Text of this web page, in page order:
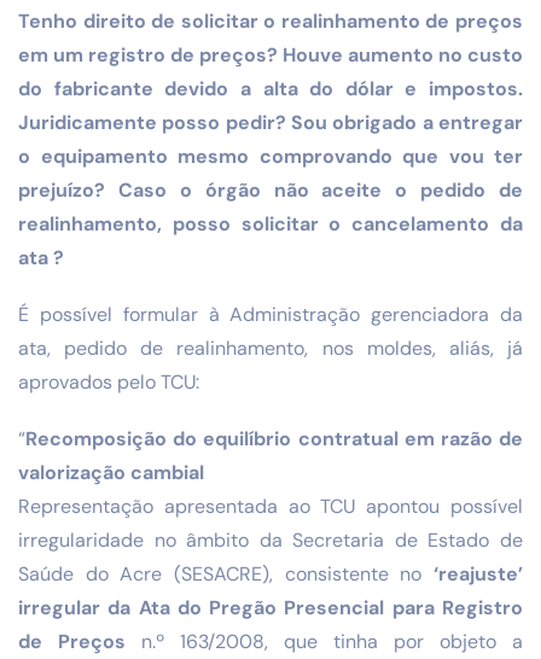
Tenho direito de solicitar o realinhamento de preços
em um registro de preços? Houve aumento no custo
do fabricante devido a alta do dólar e impostos.
Juridicamente posso pedir? Sou obrigado a entregar
o equipamento mesmo comprovando que vou ter
prejuízo? Caso o órgão não aceite o pedido de
realinhamento, posso solicitar o cancelamento da
ata ?
É possível formular à Administração gerenciadora da
ata, pedido de realinhamento, nos moldes, aliás, já
aprovados pelo TCU:
“Recomposição do equilíbrio contratual em razão de
valorização cambial
Representação apresentada ao TCU apontou possível
irregularidade no âmbito da Secretaria de Estado de
Saúde do Acre (SESACRE), consistente no ‘reajuste’
irregular da Ata do Pregão Presencial para Registro
de Preços n.º 163/2008, que tinha por objeto a